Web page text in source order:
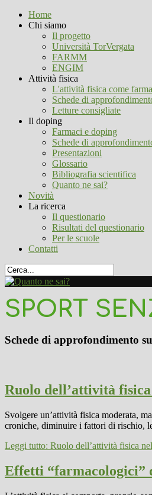
Home
Chi siamo
Il progetto
Università TorVergata
FARMM
ENGIM
Attività fisica
L'attività fisica come
Schede di
Letture consigliate
Il doping
Farmaci e doping
Schede di
Presentazioni
Glossario
Bibliografia scientifica
Quanto ne sai?
Novità
La ricerca
Il questionario
Risultati del questionario
Per le scuole
Contatti
SPORT
Schede di approfondimento
Ruolo dell’attività
Svolgere un’attività fisica moderata,
croniche, diminuire i fattori di rischio,
Leggi tutto: Ruolo dell’attività fisica
Effetti “farmacologici”